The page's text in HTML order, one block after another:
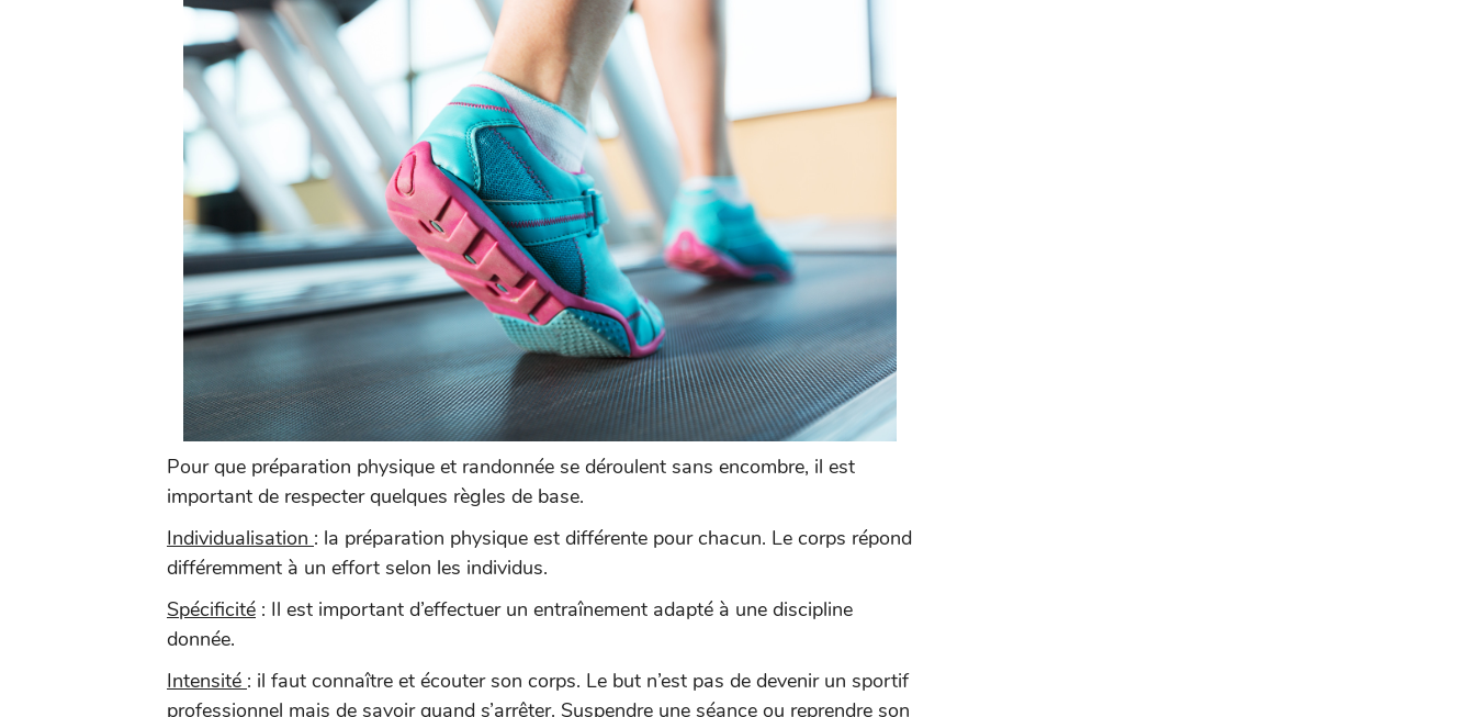
Pour que préparation physique et randonnée se déroulent sans encombre, il est
important de respecter quelques règles de base.
Individualisation : la préparation physique est différente pour chacun. Le corps répond
différemment à un effort selon les individus.
Spécificité : Il est important d’effectuer un entraînement adapté à une discipline
donnée.
Intensité : il faut connaître et écouter son corps. Le but n’est pas de devenir un sportif
professionnel mais de savoir quand s’arrêter. Suspendre une séance ou reprendre son